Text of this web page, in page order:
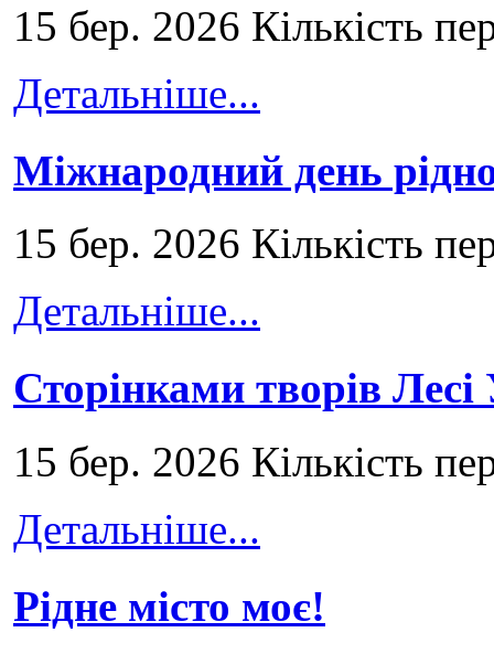
15 бер. 2026 Кількість
Детальніше...
Міжнародний день
15 бер. 2026 Кількість
Детальніше...
Сторінками творів
15 бер. 2026 Кількість
Детальніше...
Рідне місто моє!